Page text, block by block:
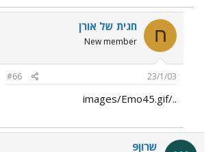
ח חגית של אורן
New member
23/1/03
#66
../images/Emo45.gif
שרון9